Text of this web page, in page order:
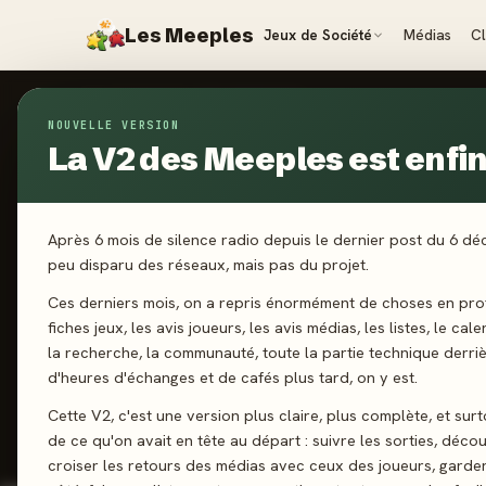
Les Meeples Jeux de Société Médias
NOUVELLE VERSION
La V2 des Meeples est
Après 6 mois de silence radio depuis le dernier post du 6
peu disparu des réseaux, mais pas du projet.
Ces derniers mois, on a repris énormément de choses en
fiches jeux, les avis joueurs, les avis médias, les listes, le
la recherche, la communauté, toute la partie technique
d'heures d'échanges et de cafés plus tard, on y est.
Cette V2, c'est une version plus claire, plus complète, et
de ce qu'on avait en tête au départ : suivre les sorties,
croiser les retours des médias avec ceux des joueurs,
LF
ILLUSTRATEUR · DEPUIS 2023
Luis
5
JEUX CONÇUS
0
REVIEWS